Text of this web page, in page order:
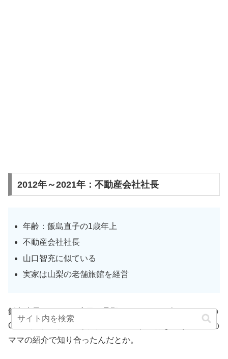
2012年～2021年：不動産会社社長
年齢：飯島直子の1歳年上
不動産会社社長
山口智充に似ている
実家は山梨の老舗旅館を経営
飯島直子さんは、2度目の旦那さんとは2007年にホストの
ONLY優さんと破局した後、2009年頃に行きつけのバーの
ママの紹介で知り合ったんだとか。